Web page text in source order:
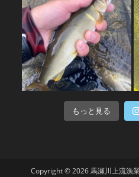
もっと見る
Copyright © 2026 馬瀬川上流漁